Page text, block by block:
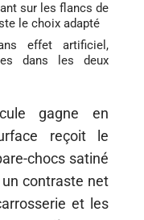
sur les flancs de
le choix adapté
effet artificiel,
dans les deux
gagne en
reçoit le
chocs satiné
contraste net
et les